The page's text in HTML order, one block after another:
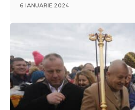
6 IANUARIE 2024